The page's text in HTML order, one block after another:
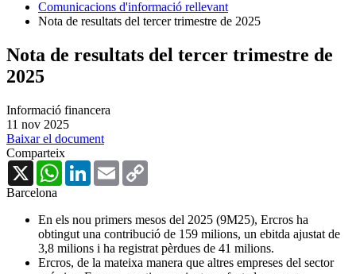
Comunicacions d'informació rellevant
Nota de resultats del tercer trimestre de 2025
Nota de resultats del tercer trimestre de
2025
Informació financera
11 nov 2025
Baixar el document
Comparteix
X
WhatsAppLinkedInEmail
Barcelona
En els nou primers mesos del 2025 (9M25), Ercros ha
obtingut una contribució de 159 milions, un ebitda ajustat de
3,8 milions i ha registrat pèrdues de 41 milions.
Ercros, de la mateixa manera que altres empreses del sector